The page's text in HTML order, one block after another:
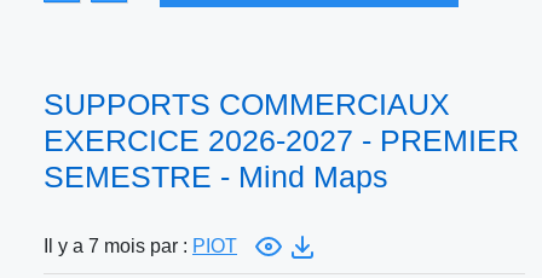
SUPPORTS COMMERCIAUX
EXERCICE 2026-2027 - PREMIER
SEMESTRE - Mind Maps
Il y a 7 mois par : PIOT